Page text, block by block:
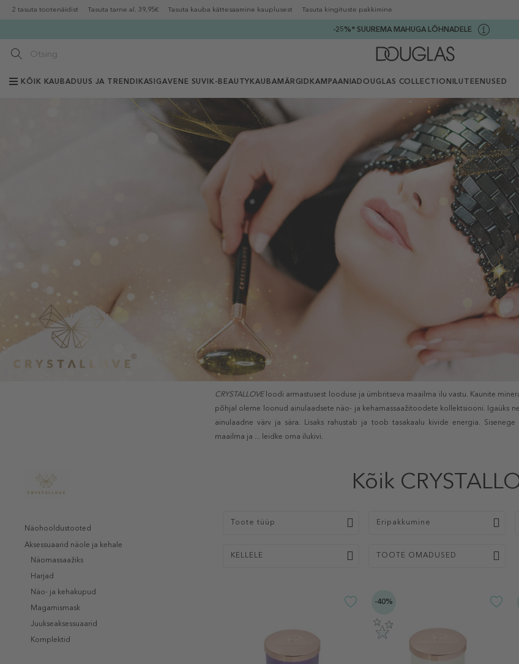
2 tasuta tootenäidist Tasuta tarne al. 39,95€ Tasuta kauba kättesaamine kauplusest Tasuta kingituste pakkimine
-25%* SUUREMA MAHUGA LÕHNADELE
KÕIK KAUBADUUS JA TRENDIKAS IGAVENE SUVI K-BEAUTY KAUBAMÄRGID KAMPAANIADOUGLAS COLLECTION ILUTEENUSED
CRYSTALLOVEloodi armastusest looduse ja ümbritseva maailma ilu vastu. Kaunite
põhjal oleme loonud ainulaadsete näo- ja kehamassaažitoodete kollektsiooni. Igaüks
ainulaadne värv ja sära. Lisaks rahustab ja toob tasakaalu kivide energia. Sisenege
maailma ja ... leidke oma ilukivi.
Näohooldustooted
Aksessuaarid näole ja kehale
Näomassaažiks
Harjad
Näo- ja kehakupud
Magamismask
Juukseaksessuaarid
Komplektid
Kõik
Toote tüüp Eripakkumine
KELLELE TOOTE OMADUSED
-40%